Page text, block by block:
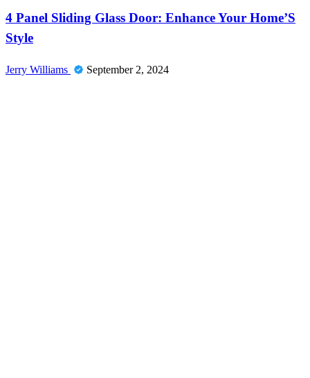
4 Panel Sliding Glass Door: Enhance Your Home’S
Style
Jerry Williams September 2, 2024